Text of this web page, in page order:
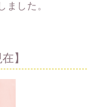
した。
】